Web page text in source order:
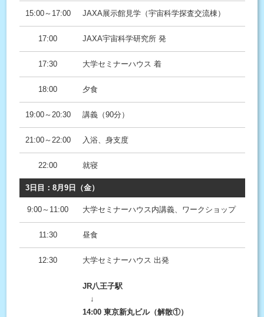
15:00～17:00 JAXA展示館見学（宇宙科学探査交流棟）
17:00 JAXA宇宙科学研究所 発
17:30 大学セミナーハウス 着
18:00 夕食
19:00～20:30 講義（90分）
21:00～22:00 入浴、身支度
22:00 就寝
3日目：8月9日（金）
9:00～11:00 大学セミナーハウス内講義、ワークショップ
11:30 昼食
12:30 大学セミナーハウス 出発
JR八王子駅
↓
14:00 東京新丸ビル（解散①）